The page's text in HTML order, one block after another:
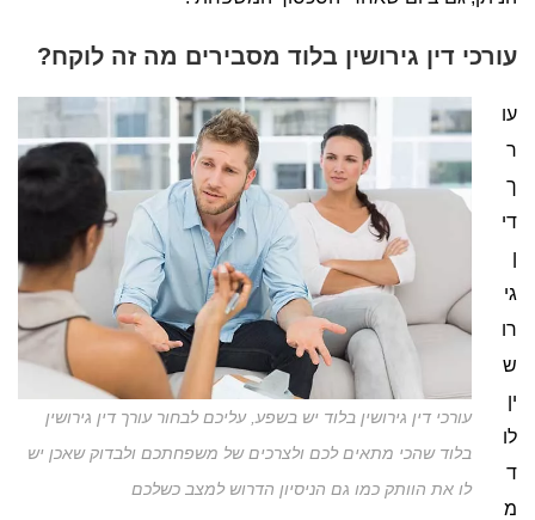
עורכי דין גירושין בלוד מסבירים מה זה לוקח?
עורכי דין גירושין בלוד יש בשפע, עליכם לבחור עורך דין גירושין
בלוד שהכי מתאים לכם ולצרכים של משפחתכם ולבדוק שאכן יש
לו את הוותק כמו גם הניסיון הדרוש למצב כשלכם
עו
ר
ך
די
ן
גי
רו
ש
ין
לו
ד
מ